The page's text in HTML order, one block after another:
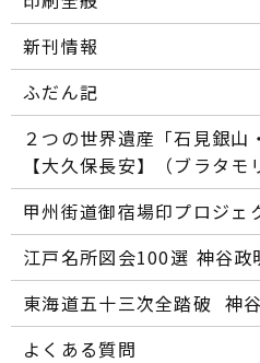
新刊情報
ふだん記
２つの世界遺産「石見銀山
【大久保長安】（ブラタモ
甲州街道御宿場印プロジェ
江戸名所図会100選―― 神谷政
東海道五十三次全踏破 ―― 神
よくある質問